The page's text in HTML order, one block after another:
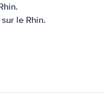
le Rhin.